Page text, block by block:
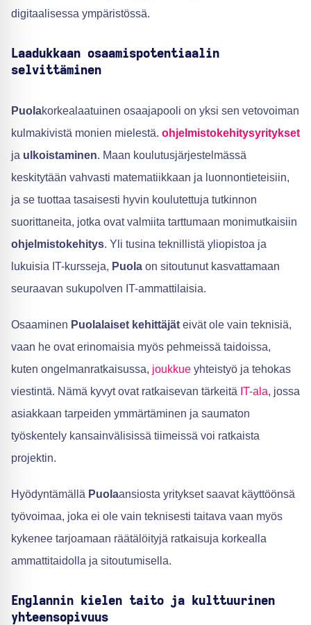
digitaalisessa ympäristössä.
Laadukkaan osaamispotentiaalin
selvittäminen
Puolakorkealaatuinen osaajapooli on yksi sen vetovoiman
kulmakivistä monien mielestä. ohjelmistokehitysyritykset
ja ulkoistaminen. Maan koulutusjärjestelmässä
keskitytään vahvasti matematiikkaan ja luonnontieteisiin,
ja se tuottaa tasaisesti hyvin koulutettuja tutkinnon
suorittaneita, jotka ovat valmiita tarttumaan monimutkaisiin
ohjelmistokehitys. Yli tusina teknillistä yliopistoa ja
lukuisia IT-kursseja, Puola on sitoutunut kasvattamaan
seuraavan sukupolven IT-ammattilaisia.
Osaaminen Puolalaiset kehittäjät eivät ole vain teknisiä,
vaan he ovat erinomaisia myös pehmeissä taidoissa,
kuten ongelmanratkaisussa, joukkue yhteistyö ja tehokas
viestintä. Nämä kyvyt ovat ratkaisevan tärkeitä IT-ala, jossa
asiakkaan tarpeiden ymmärtäminen ja saumaton
työskentely kansainvälisissä tiimeissä voi ratkaista
projektin.
Hyödyntämällä Puolaansiosta yritykset saavat käyttöönsä
työvoimaa, joka ei ole vain teknisesti taitava vaan myös
kykenee tarjoamaan räätälöityjä ratkaisuja korkealla
ammattitaidolla ja sitoutumisella.
Englannin kielen taito ja kulttuurinen
yhteensopivuus